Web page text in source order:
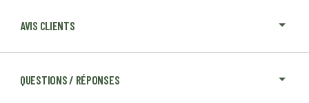
AVIS CLIENTS
QUESTIONS / RÉPONSES